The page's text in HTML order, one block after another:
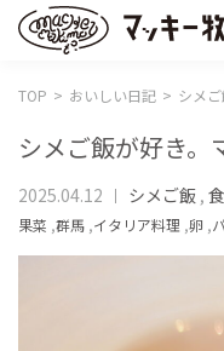
TOP おいしい日記 シメ
シメご飯が好き。
2025.04.12 シメご飯 ,
果菜 ,群馬 ,イタリア料理 ,卵 ,